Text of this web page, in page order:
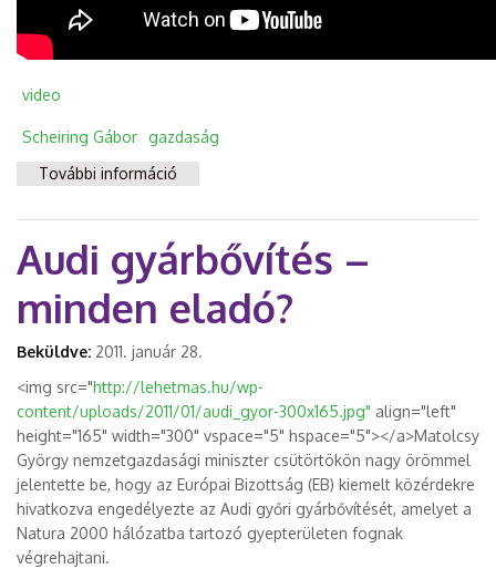
video
Scheiring Gábor gazdaság
További információ
Audi gyárbővítés –
minden eladó?
Beküldve: 2011. január 28.
<img src="http://lehetmas.hu/wp-
content/uploads/2011/01/audi_gyor-300x165.jpg" align="left"
height="165" width="300" vspace="5" hspace="5"></a>Matolcsy
György nemzetgazdasági miniszter csütörtökön nagy örömmel
jelentette be, hogy az Európai Bizottság (EB) kiemelt közérdekre
hivatkozva engedélyezte az Audi győri gyárbővítését, amelyet a
Natura 2000 hálózatba tartozó gyepterületen fognak
végrehajtani.